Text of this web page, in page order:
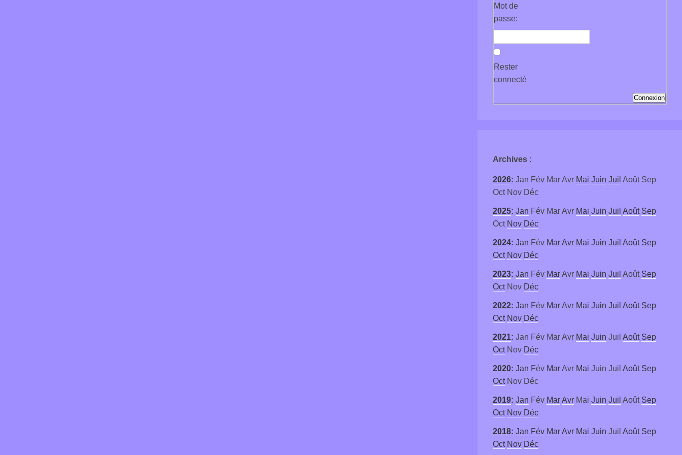
Mot de
passe:
Rester
connecté
Connexion
Archives :
2026: Jan Fév MarAvr Mai Juin Juil Août Sep
Oct Nov Déc
2025: Jan Fév MarAvr Mai Juin Juil Août Sep
Oct Nov Déc
2024: Jan Fév MarAvr Mai Juin Juil Août Sep
Oct Nov Déc
2023: Jan Fév MarAvr Mai Juin Juil Août Sep
Oct Nov Déc
2022: Jan Fév MarAvr Mai Juin Juil Août Sep
Oct Nov Déc
2021: Jan Fév MarAvr Mai Juin Juil Août Sep
Oct Nov Déc
2020: Jan Fév MarAvr Mai Juin Juil Août Sep
Oct Nov Déc
2019: Jan Fév MarAvr Mai Juin Juil Août Sep
Oct Nov Déc
2018: Jan Fév MarAvr Mai Juin Juil Août Sep
Oct Nov Déc